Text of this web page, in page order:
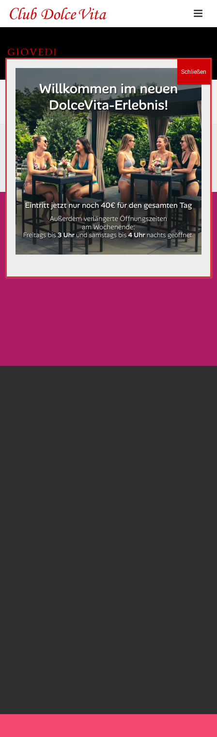
GIOVEDI
RELATED PROJECTS